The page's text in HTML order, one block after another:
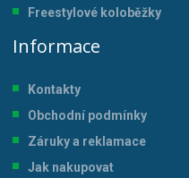
Freestylové koloběžky
Informace
Kontakty
Obchodní podmínky
Záruky a reklamace
Jak nakupovat